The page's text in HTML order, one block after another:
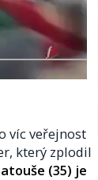
víc veřejnost
který zplodil
(35) je